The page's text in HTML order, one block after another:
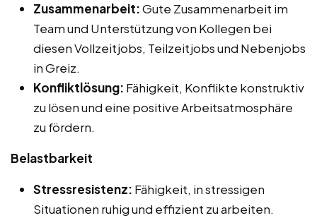
Zusammenarbeit:Gute Zusammenarbeit im
Team und Unterstützung von Kollegen bei
diesen Vollzeitjobs, Teilzeitjobs und Nebenjobs
in Greiz.
Konfliktlösung: Fähigkeit, Konflikte konstruktiv
zu lösen und eine positive Arbeitsatmosphäre
zu fördern.
Belastbarkeit
Stressresistenz: Fähigkeit, in stressigen
Situationen ruhig und effizient zu arbeiten.